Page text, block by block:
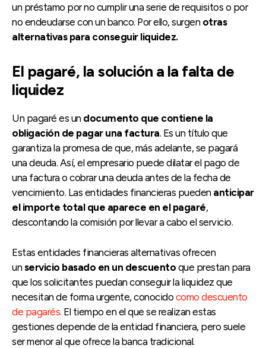
un préstamo por no cumplir una serie de requisitos o por
no endeudarse con un banco. Por ello, surgen otras
alternativas para conseguir liquidez.
El pagaré, la solución a la falta de
liquidez
Un pagaré es un documento que contiene la
obligación de pagar una factura. Es un título que
garantiza la promesa de que, más adelante, se pagará
una deuda. Así, el empresario puede dilatar el pago de
una factura o cobrar una deuda antes de la fecha de
vencimiento. Las entidades financieras pueden anticipar
el importe total que aparece en el pagaré,
descontando la comisión por llevar a cabo el servicio.
Estas entidades financieras alternativas ofrecen
unservicio basado en un descuento que prestan para
que los solicitantes puedan conseguir la liquidez que
necesitan de forma urgente, conocido como descuento
de pagarés. El tiempo en el que se realizan estas
gestiones depende de la entidad financiera, pero suele
ser menor al que ofrece la banca tradicional.